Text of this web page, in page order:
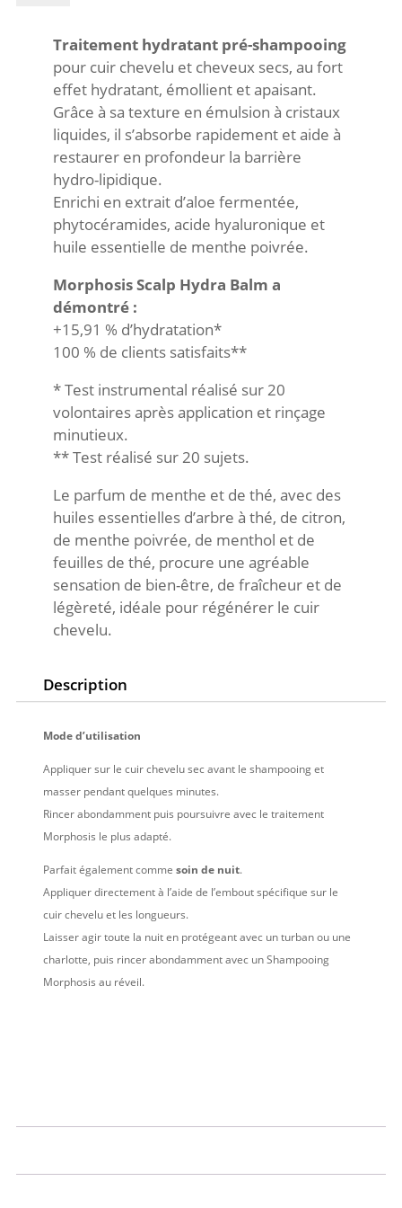
CHF30.00.CHF21.00.
HYDRA
BALM
a
Traitement hydratant pré-shampooing
pour cuir chevelu et cheveux secs, au fort
effet hydratant, émollient et apaisant.
Grâce à sa texture en émulsion à cristaux
liquides, il s’absorbe rapidement et aide à
restaurer en profondeur la barrière
hydro-lipidique.
Enrichi en extrait d’aloe fermentée,
phytocéramides, acide hyaluronique et
huile essentielle de menthe poivrée.
Morphosis Scalp Hydra Balm a
démontré :
+15,91 % d’hydratation*
100 % de clients satisfaits**
* Test instrumental réalisé sur 20
volontaires après application et rinçage
minutieux.
** Test réalisé sur 20 sujets.
Le parfum de menthe et de thé, avec des
huiles essentielles d’arbre à thé, de citron,
de menthe poivrée, de menthol et de
feuilles de thé, procure une agréable
sensation de bien-être, de fraîcheur et de
légèreté, idéale pour régénérer le cuir
chevelu.
Description
Mode d’utilisation
Appliquer sur le cuir chevelu sec avant le shampooing et
masser pendant quelques minutes.
Rincer abondamment puis poursuivre avec le traitement
Morphosis le plus adapté.
Parfait également comme soin de nuit.
Appliquer directement à l’aide de l’embout spécifique sur le
cuir chevelu et les longueurs.
Laisser agir toute la nuit en protégeant avec un turban ou une
charlotte, puis rincer abondamment avec un Shampooing
Morphosis au réveil.